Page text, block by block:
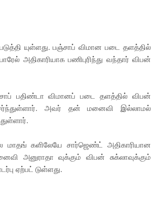
யுள்ளது. பஞ்சாப் விமான படை தளத்தில்
அதிகாரியாக பணிபுரிந்து வந்தார் விபன்
பதிண்டா விமானப் படை தளத்தில் விபன்
அவர் தன் மனைவி இல்லாமல்
மாதங் களிலேயே சார்ஜெண்ட் அதிகாரியான
அனுராதா வுக்கும் விபன் சுக்லாவுக்கும்
ஏற்பட் டுள்ளது.